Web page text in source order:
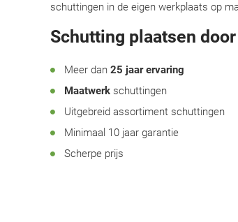
schuttingen in de eigen werkplaats op
Schutting plaatsen
Meer dan 25 jaar ervaring
Maatwerk schuttingen
Uitgebreid assortiment schuttingen
Minimaal 10 jaar garantie
Scherpe prijs